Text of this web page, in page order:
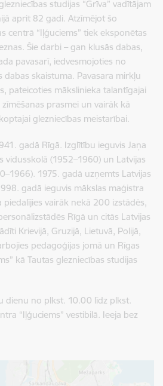
studijas “Grīva” vadītājam
aprit 82 gadi. Atzīmējot šo
centrā “Iļģuciems” tiek eksponētas
Šie darbi – gan klusās dabas,
pavasarī, iedvesmojoties no
dabas skaistuma. Pavasara mirkļu
pateicoties mākslinieka talantīgajai
prasmei un vairāk kā
glezniecības meistarībai.
gadā Rīgā. Izglītību ieguvis Jaņa
vidusskolā (1952–1960) un Latvijas
1975. gadā uzņemts Latvijas
gadā ieguvis mākslas maģistra
vairāk nekā 200 izstādēs,
Rīgā un citās Latvijas
Krievijā, Gruzijā, Lietuvā, Polijā,
pedagoģijas jomā un Rīgas
kā Tautas glezniecības studijas
dienu no plkst. 10.00 līdz plkst.
“Iļģuciems” vestibilā. Ieeja bez